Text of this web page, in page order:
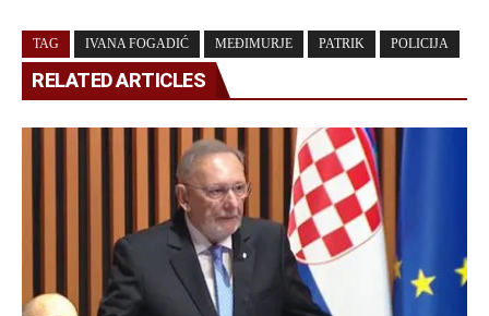
TAG IVANA FOGADIĆ MEĐIMURJE PATRIK POLICIJA
RELATED ARTICLES